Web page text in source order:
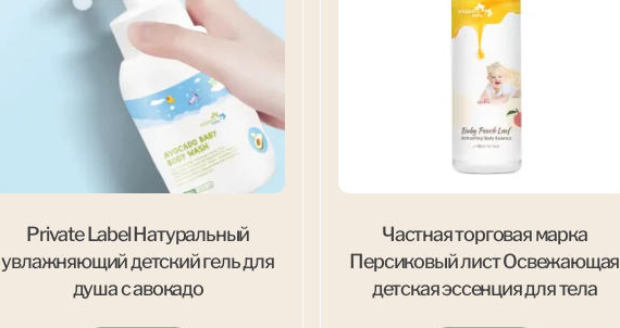
Private Label Натуральный
увлажняющий детский гель для
душа с авокадо
Частная торговая марка
Персиковый лист Освежающая
детская эссенция для тела